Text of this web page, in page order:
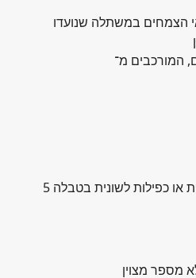
הצמחים במשתלה שנועדו
5 שיחים (כנראה קטגוריה נוספת או כפילות לשונית בטבלה
מספר מצוין